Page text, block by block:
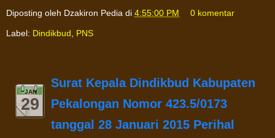
Diposting oleh Dzakiron Pedia di 4:55:00 PM 0 komentar
Label: Dindikbud, PNS
JAN
29
Surat Kepala Dindikbud Kabupaten
Pekalongan Nomor 423.5/0173
tanggal 28 Januari 2015 Perihal